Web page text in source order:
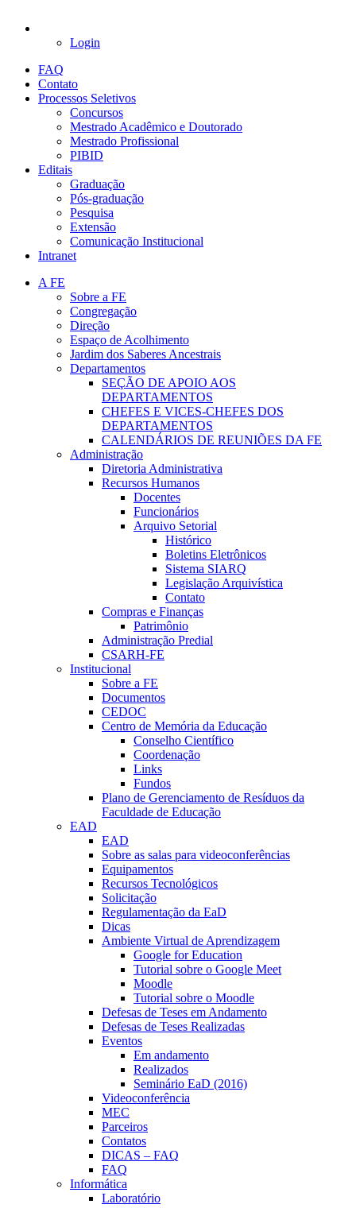
Login
FAQ
Contato
Processos Seletivos
Concursos
Mestrado Acadêmico e Doutorado
Mestrado Profissional
PIBID
Editais
Graduação
Pós-graduação
Pesquisa
Extensão
Comunicação Institucional
Intranet
A FE
Sobre a FE
Congregação
Direção
Espaço de Acolhimento
Jardim dos Saberes Ancestrais
Departamentos
SEÇÃO DE APOIO AOS
DEPARTAMENTOS
CHEFES E VICES-CHEFES DOS
DEPARTAMENTOS
CALENDÁRIOS DE REUNIÕES DA FE
Administração
Diretoria Administrativa
Recursos Humanos
Docentes
Funcionários
Arquivo Setorial
Histórico
Boletins Eletrônicos
Sistema SIARQ
Legislação Arquivística
Contato
Compras e Finanças
Patrimônio
Administração Predial
CSARH-FE
Institucional
Sobre a FE
Documentos
CEDOC
Centro de Memória da Educação
Conselho Científico
Coordenação
Links
Fundos
Plano de Gerenciamento de Resíduos da
Faculdade de Educação
EAD
EAD
Sobre as salas para videoconferências
Equipamentos
Recursos Tecnológicos
Solicitação
Regulamentação da EaD
Dicas
Ambiente Virtual de Aprendizagem
Google for Education
Tutorial sobre o Google Meet
Moodle
Tutorial sobre o Moodle
Defesas de Teses em Andamento
Defesas de Teses Realizadas
Eventos
Em andamento
Realizados
Seminário EaD (2016)
Videoconferência
MEC
Parceiros
Contatos
DICAS – FAQ
FAQ
Informática
Laboratório